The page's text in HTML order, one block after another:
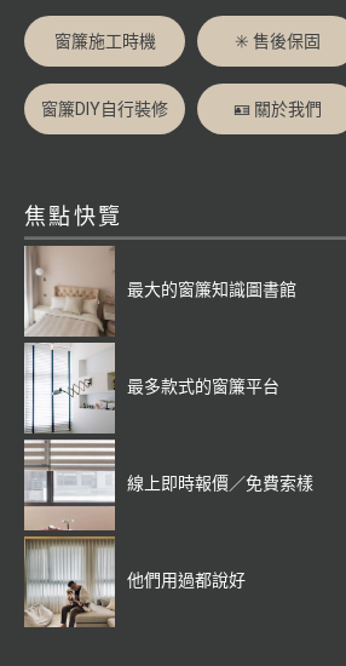
窗簾施工時機 ✳️ 售後保固
窗簾DIY自行裝修 🪪 關於我們
焦點快覽
最大的窗簾知識圖書館
最多款式的窗簾平台
線上即時報價／免費索樣
他們用過都說好